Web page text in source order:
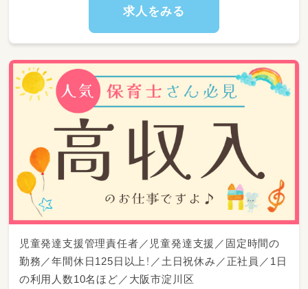
トミックなど）
・11:30〜 給食、その後お昼寝
・14:30〜 起床・おやつ
・18:30 閉園（延長19:30まで／実際はほとんど
なし）
＜こんな方が向いています＞
・子どもが大好きで、一人ひとりにじっくり向き
合いたい方
・大人数だと目が届きにくい…と感じる方（定員
12名・複数担任のチーム保育です）
・年齢・キャリア不問。未経験・ブランクのある
方も歓迎
＃楽しく働ける環境
・「みんな（保育士）でみんな（子ども）を見る」チ
ーム保育。日々の保育はみんなで協力し、書類
や保護者面談などは担当制で責任の所在も明確
です。
求人をみる
児童発達支援管理責任者／児童発達支援／固定時間の
勤務／年間休日125日以上！／土日祝休み／正社員／1日
の利用人数10名ほど／大阪市淀川区